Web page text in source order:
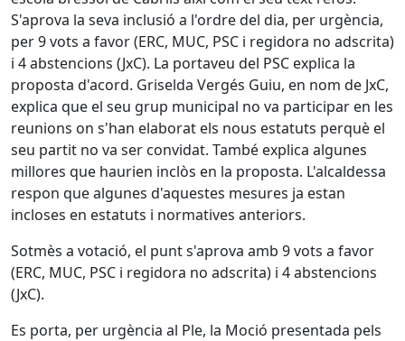
S'aprova la seva inclusió a l'ordre del dia, per urgència,
per 9 vots a favor (ERC, MUC, PSC i regidora no adscrita)
i 4 abstencions (JxC). La portaveu del PSC explica la
proposta d'acord. Griselda Vergés Guiu, en nom de JxC,
explica que el seu grup municipal no va participar en les
reunions on s'han elaborat els nous estatuts perquè el
seu partit no va ser convidat. També explica algunes
millores que haurien inclòs en la proposta. L'alcaldessa
respon que algunes d'aquestes mesures ja estan
incloses en estatuts i normatives anteriors.
Sotmès a votació, el punt s'aprova amb 9 vots a favor
(ERC, MUC, PSC i regidora no adscrita) i 4 abstencions
(JxC).
Es porta, per urgència al Ple, la Moció presentada pels